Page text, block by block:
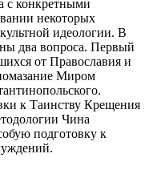
с конкретными
некоторых
идеологии. В
два вопроса. Первый
от Православия и
Миром
к Таинству Крещения
Чина
подготовку к